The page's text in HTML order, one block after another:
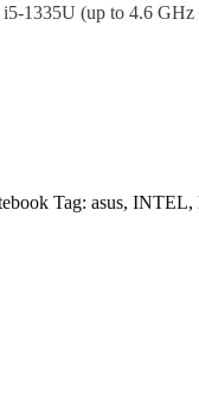
1335U (up to 4.6
Tag: asus, INTEL,